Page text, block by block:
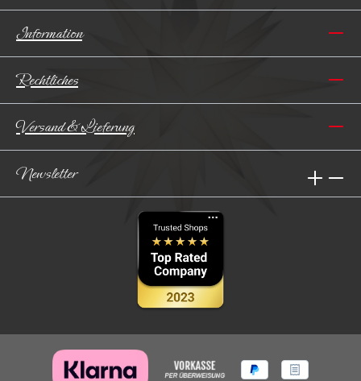
Information
Rechtliches
Versand & Lieferung
Newsletter